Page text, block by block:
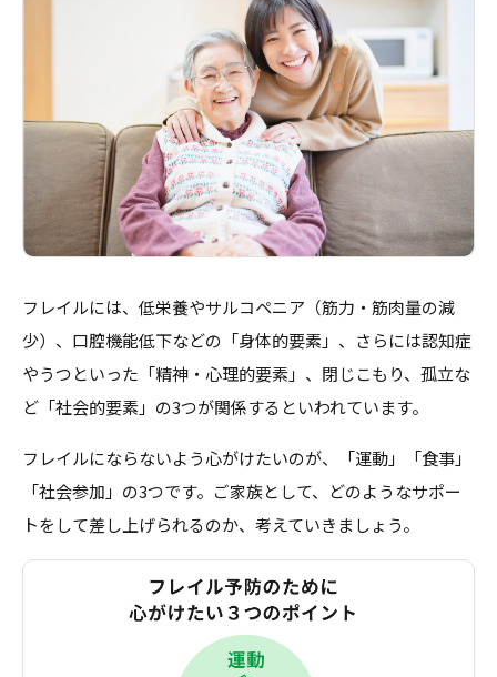
フレイルには、低栄養やサルコペニア（筋力・筋肉量の減
少）、口腔機能低下などの「身体的要素」、さらには認知症
やうつといった「精神・心理的要素」、閉じこもり、孤立な
ど「社会的要素」の3つが関係するといわれています。
フレイルにならないよう心がけたいのが、「運動」「食事」
「社会参加」の3つです。ご家族として、どのようなサポー
トをして差し上げられるのか、考えていきましょう。